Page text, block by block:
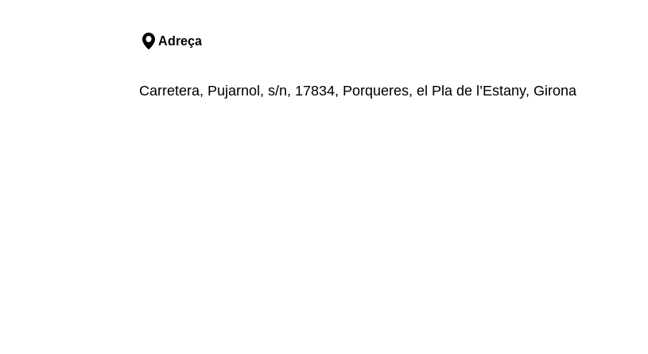
Adreça
Carretera, Pujarnol, s/n, 17834, Porqueres, el Pla de l’Estany, Girona